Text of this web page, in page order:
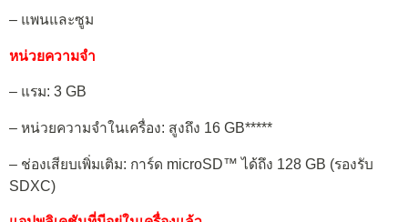
– แพนและซูม
หน่วยความจำ
– แรม: 3 GB
– หน่วยความจำในเครื่อง: สูงถึง 16 GB*****
– ช่องเสียบเพิ่มเติม: การ์ด microSD™ ได้ถึง 128 GB (รองรับ
SDXC)